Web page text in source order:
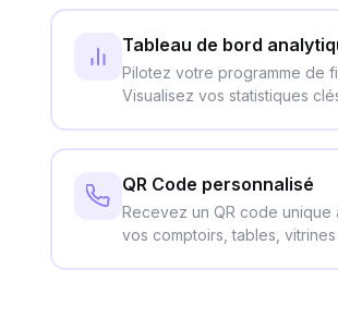
Tableau de bord
Pilotez votre programme de
Visualisez vos statistiques
QR Code personnalisé
Recevez un QR code unique
vos comptoirs, tables,